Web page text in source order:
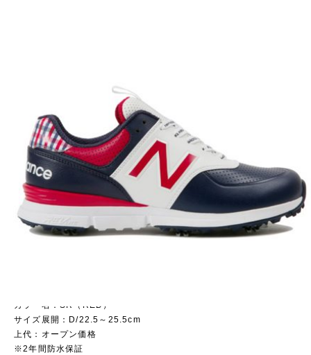
カラー名：SR（RED）
サイズ展開：D/22.5～25.5cm
上代：オープン価格
※2年間防水保証